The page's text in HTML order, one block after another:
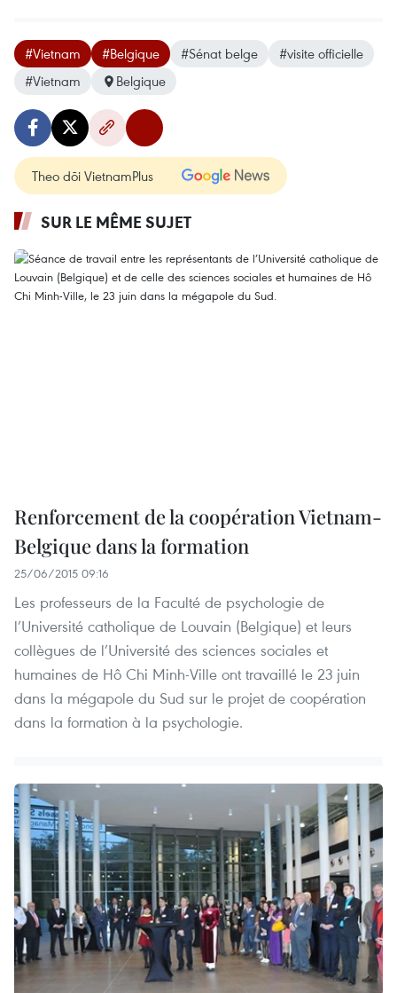
#Vietnam #Belgique #Sénat belge
#visite officielle
#Vietnam
Belgique
Theo dõi VietnamPlus
SUR LE MÊME SUJET
Renforcement de la coopération Vietnam-
Belgique dans la formation
25/06/2015 09:16
Les professeurs de la Faculté de psychologie de
l’Université catholique de Louvain (Belgique) et leurs
collègues de l’Université des sciences sociales et
humaines de Hô Chi Minh-Ville ont travaillé le 23 juin
dans la mégapole du Sud sur le projet de coopération
dans la formation à la psychologie.